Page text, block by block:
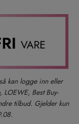
kan logge inn eller
Best Buy-
tilbud. Gjelder kun